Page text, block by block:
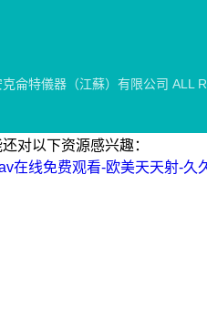
侖特儀器（江蘇）有限公司 ALL
对以下资源感兴趣：
在线免费观看-欧美天天射-